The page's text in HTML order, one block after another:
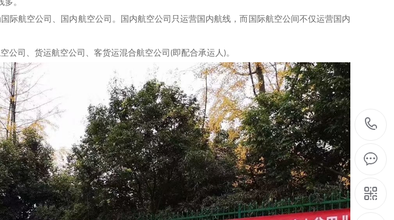
多。
际航空公司、国内航空公司。国内航空公司只运营国内航线， 而 国际航空公间不仅运营国内
公司、货运航空公司、客货运混合航空公司 (即配合承运人 )。